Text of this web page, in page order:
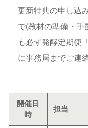
更新特典の申し込
で(教材の準備・手
も必ず発酵定期便
に事務局までご連
開催日
時
担当